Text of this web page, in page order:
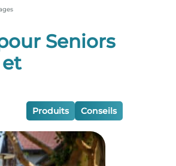
Seniors
Conseils
Produits